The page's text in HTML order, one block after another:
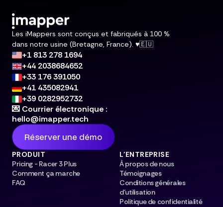
Les iMappers sont conçus et fabriqués à 100 %
dans notre usine (Bretagne, France). ♥️🇪🇺
+1 813 278 1694
+44 2038684652
+33 176 391050
+41 435082941
+39 0282952732
💌 Courrier électronique :
hello@imapper.tech
Réserver une démo
PRODUIT
Pricing - Racer 3 Plus
Comment ça marche
FAQ
L'ENTREPRISE
À propos de nous
Témoignages
Conditions générales
d’utilisation
Politique de confidentialité